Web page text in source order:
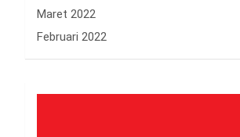
Maret 2022
Februari 2022